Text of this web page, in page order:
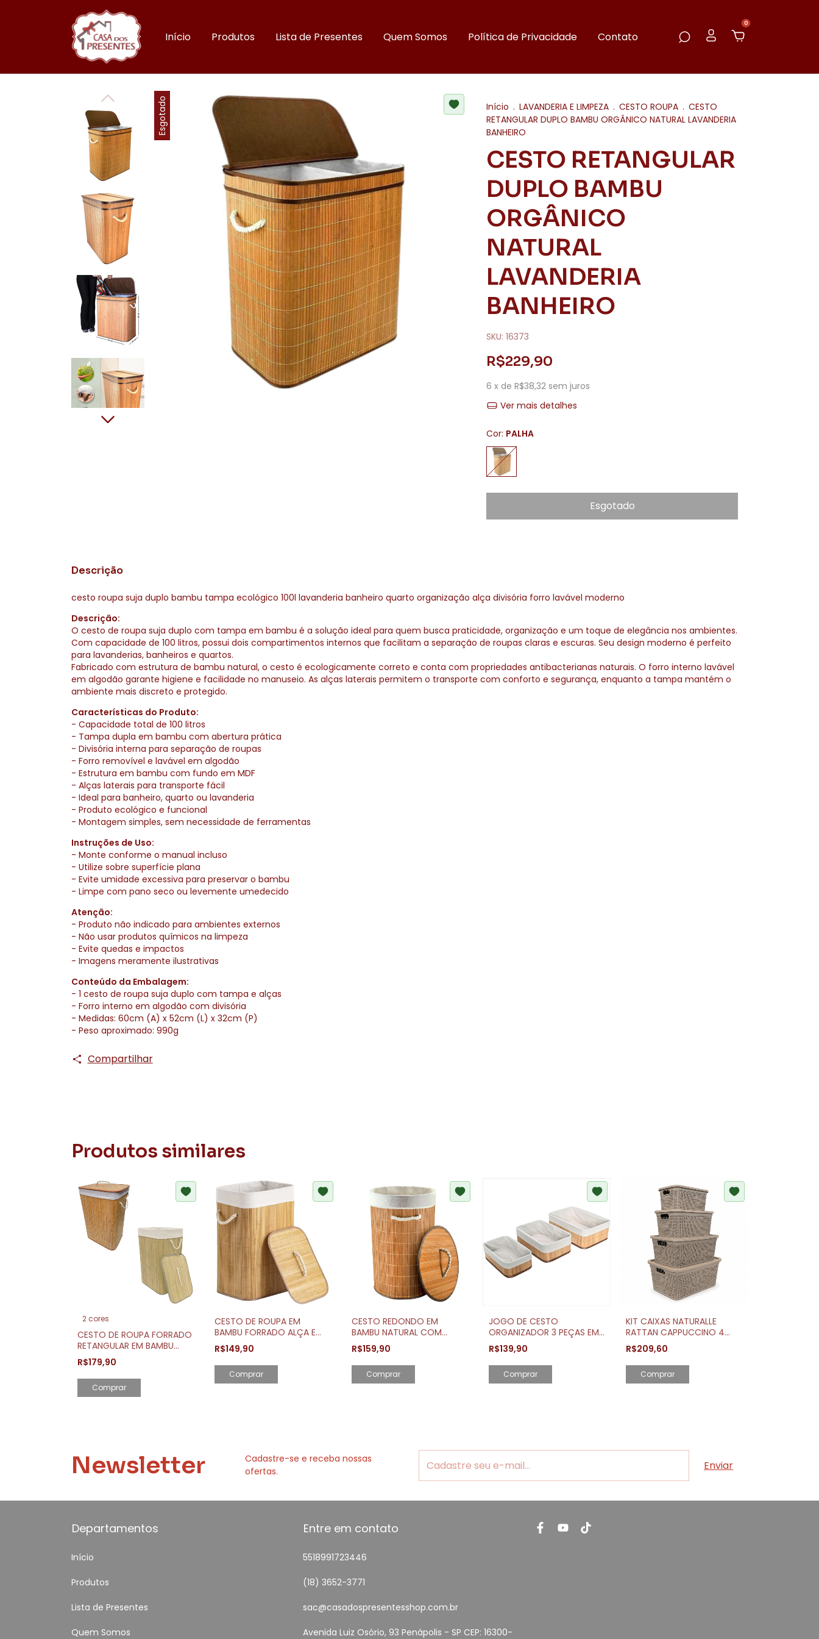
Início Produtos Lista de Presentes Quem Somos Política de Privacidade Contato
0
Esgotado Início . LAVANDERIA E LIMPEZA . CESTO ROUPA . CESTO
RETANGULAR DUPLO BAMBU ORGÂNICO NATURAL LAVANDERIA
BANHEIRO
CESTO RETANGULAR
DUPLO BAMBU
ORGÂNICO
NATURAL
LAVANDERIA
BANHEIRO
SKU: 16373
R$229,90
6 x de R$38,32 sem juros
Ver mais detalhes
Cor: PALHA
Descrição
cesto roupa suja duplo bambu tampa ecológico 100l lavanderia banheiro quarto organização alça divisória forro lavável moderno
Descrição:
O cesto de roupa suja duplo com tampa em bambu é a solução ideal para quem busca praticidade, organização e um toque de elegância nos ambientes.
Com capacidade de 100 litros, possui dois compartimentos internos que facilitam a separação de roupas claras e escuras. Seu design moderno é perfeito
para lavanderias, banheiros e quartos.
Fabricado com estrutura de bambu natural, o cesto é ecologicamente correto e conta com propriedades antibacterianas naturais. O forro interno lavável
em algodão garante higiene e facilidade no manuseio. As alças laterais permitem o transporte com conforto e segurança, enquanto a tampa mantém o
ambiente mais discreto e protegido.
Características do Produto:
- Capacidade total de 100 litros
- Tampa dupla em bambu com abertura prática
- Divisória interna para separação de roupas
- Forro removível e lavável em algodão
- Estrutura em bambu com fundo em MDF
- Alças laterais para transporte fácil
- Ideal para banheiro, quarto ou lavanderia
- Produto ecológico e funcional
- Montagem simples, sem necessidade de ferramentas
Instruções de Uso:
- Monte conforme o manual incluso
- Utilize sobre superfície plana
- Evite umidade excessiva para preservar o bambu
- Limpe com pano seco ou levemente umedecido
Atenção:
- Produto não indicado para ambientes externos
- Não usar produtos químicos na limpeza
- Evite quedas e impactos
- Imagens meramente ilustrativas
Conteúdo da Embalagem:
- 1 cesto de roupa suja duplo com tampa e alças
- Forro interno em algodão com divisória
- Medidas: 60cm (A) x 52cm (L) x 32cm (P)
- Peso aproximado: 990g
Compartilhar
Produtos similares
2 cores
CESTO DE ROUPA FORRADO
RETANGULAR EM BAMBU
60X40X30CM
R$179,90
Comprar
CESTO DE ROUPA EM
BAMBU FORRADO ALÇA E
TAMPA 50X40X30CM
R$149,90
Comprar
CESTO REDONDO EM
BAMBU NATURAL COM
FORRO 60X36CM
R$159,90
Comprar
JOGO DE CESTO
ORGANIZADOR 3 PEÇAS EM
BAMBU NATURAL MIMO
STYLE
R$139,90
Comprar
KIT CAIXAS NATURALLE
RATTAN CAPPUCCINO 4
PEÇAS 1148/1138/1128/1118
RISCHIOTO
R$209,60
Newsletter
Cadastre-se e receba nossas
ofertas.
Departamentos
Início
Produtos
Lista de Presentes
Quem Somos
Entre em contato
5518991723446
(18) 3652-3771
sac@casadospresentesshop.com.br
Avenida Luiz Osório, 93 Penápolis - SP CEP: 16300-